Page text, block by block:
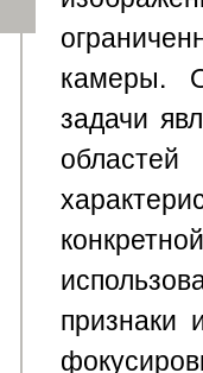
камеры.
задачи
признаки